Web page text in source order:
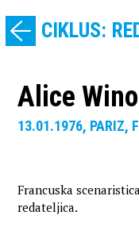
CIKLUS:
Alice
13.01.1976, PARIZ,
Francuska
redateljica.